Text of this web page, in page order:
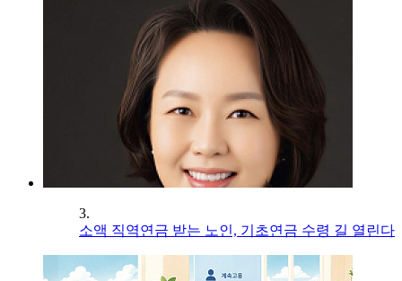
3.
소액 직역연금 받는 노인, 기초연금 수령 길 열린다